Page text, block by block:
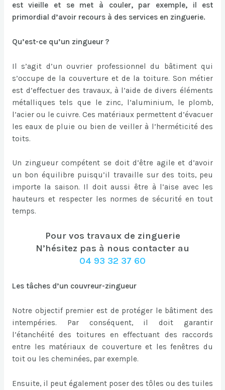
est vieille et se met à couler, par exemple, il est
primordial d’avoir recours à des services en zinguerie.
Qu’est-ce qu’un zingueur ?
Il s’agit d’un ouvrier professionnel du bâtiment qui
s’occupe de la couverture et de la toiture. Son métier
est d’effectuer des travaux, à l’aide de divers éléments
métalliques tels que le zinc, l’aluminium, le plomb,
l’acier ou le cuivre. Ces matériaux permettent d’évacuer
les eaux de pluie ou bien de veiller à l’herméticité des
toits.
Un zingueur compétent se doit d’être agile et d’avoir
un bon équilibre puisqu’il travaille sur des toits, peu
importe la saison. Il doit aussi être à l’aise avec les
hauteurs et respecter les normes de sécurité en tout
temps.
Pour vos travaux de zinguerie
N’hésitez pas à nous contacter au
04 93 32 37 60
Les tâches d’un couvreur-zingueur
Notre objectif premier est de protéger le bâtiment des
intempéries. Par conséquent, il doit garantir
l’étanchéité des toitures en effectuant des raccords
entre les matériaux de couverture et les fenêtres du
toit ou les cheminées, par exemple.
Ensuite, il peut également poser des tôles ou des tuiles